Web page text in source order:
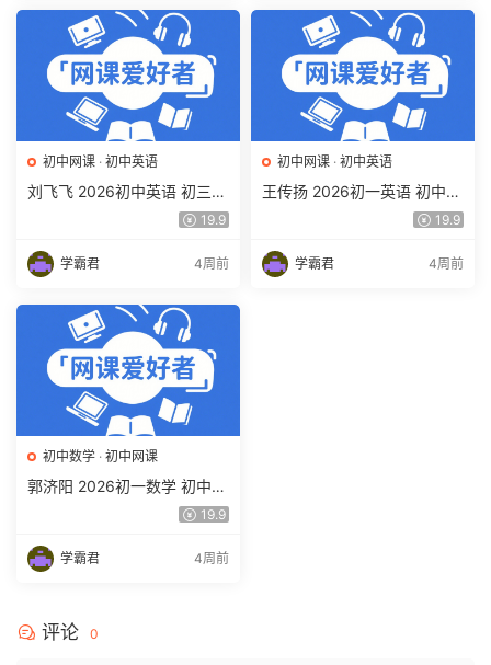
初中网课 · 初中英语
刘飞飞 2026初中英语 初三英
语培训班（秋上秋下·全国版·
19.9
学霸君 4周前
初中网课 · 初中英语
王传扬 2026初一英语 初中英
语春上 双语素养自主学习·TY·
19.9
学霸君 4周前
初中数学 · 初中网课
郭济阳 2026初一数学 初中数
学春上 数理思维自主学习·BS
19.9
学霸君 4周前
评论 0